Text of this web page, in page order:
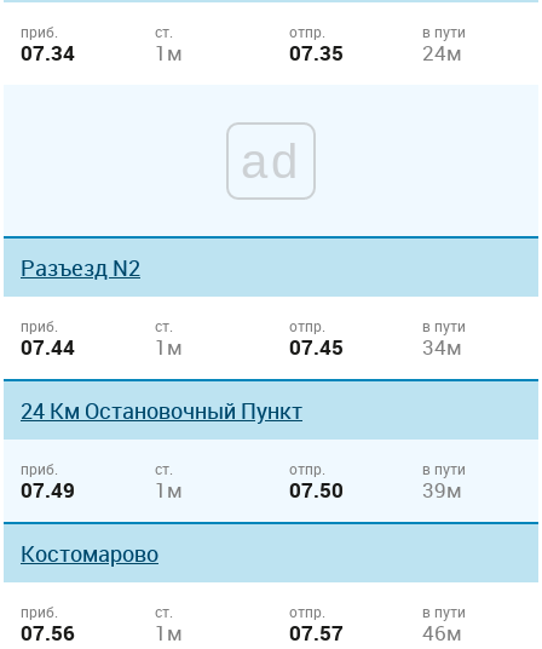
приб.
07.34
ст.
1м
отпр.
07.35
в пути
24м
ad
Разъезд N2
приб.
07.44
ст.
1м
отпр.
07.45
в пути
34м
24 Км Остановочный Пункт
приб.
07.49
ст.
1м
отпр.
07.50
в пути
39м
Костомарово
приб.
07.56
ст.
1м
отпр.
07.57
в пути
46м